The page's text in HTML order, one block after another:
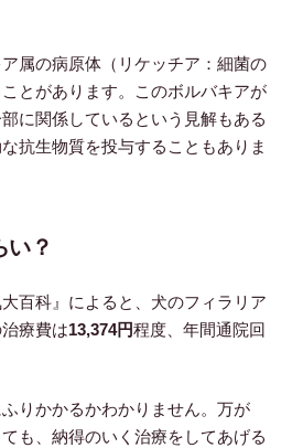
属の病原体（リケッチア：細菌の
とがあります。このボルバキアが
に関係しているという見解もある
抗生物質を投与することもありま
い？
大百科』によると、犬のフィラリア
療費は13,374円程度、年間通院回
りかかるかわかりません。万が
も、納得のいく治療をしてあげる